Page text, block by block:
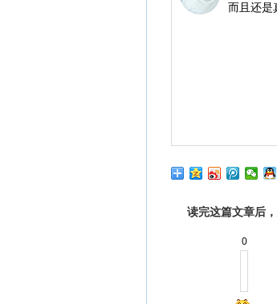
而且还是
读完这篇文章后
0